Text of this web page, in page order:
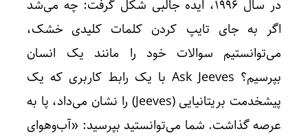
در سال 1996، ایده جالبی شکل گرفت: چه می‌شد
اگر به جای تایپ کردن کلمات کلیدی خشک،
می‌توانستیم سوالات خود را مانند یک انسان
بپرسیم؟ Ask Jeeves با یک رابط کاربری که یک
پیشخدمت بریتانیایی (Jeeves) را نشان می‌داد، پا به
عرصه گذاشت. شما می‌توانستید بپرسید: «آب‌وهوای